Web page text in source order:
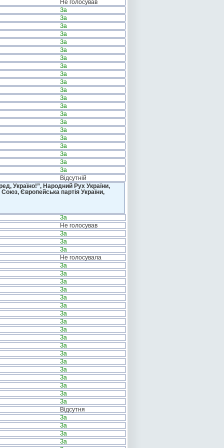
Не голосував
За
За
За
За
За
За
За
За
За
За
За
За
За
За
За
За
За
За
За
За
За
Відсутній
Україно!”, Народний Рух України,
Європейська партія України,
За
Не голосував
За
За
За
Не голосувала
За
За
За
За
За
За
За
За
За
За
За
За
За
За
За
За
За
За
Відсутня
За
За
За
За